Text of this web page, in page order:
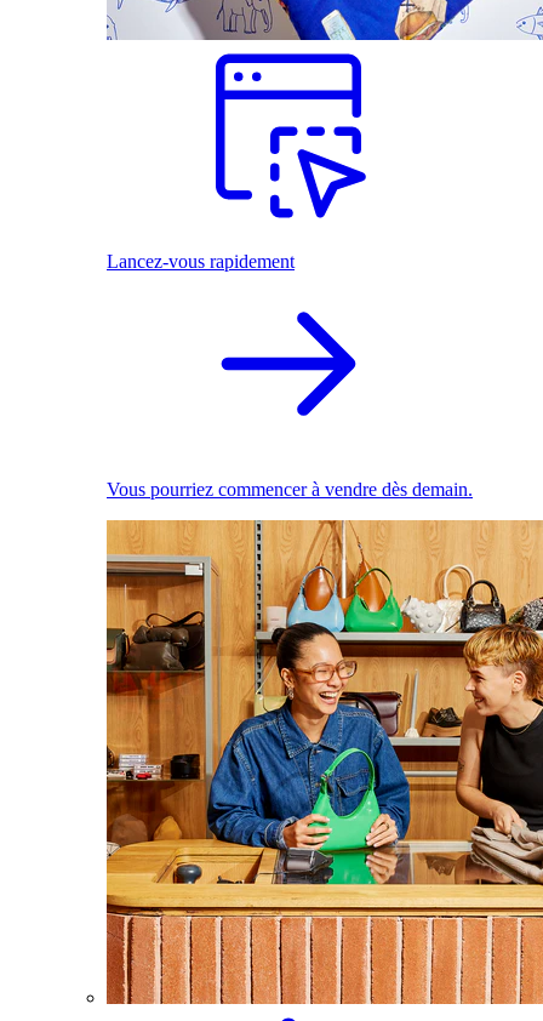
Lancez-vous rapidement
Vous pourriez commencer à vendre dès demain.